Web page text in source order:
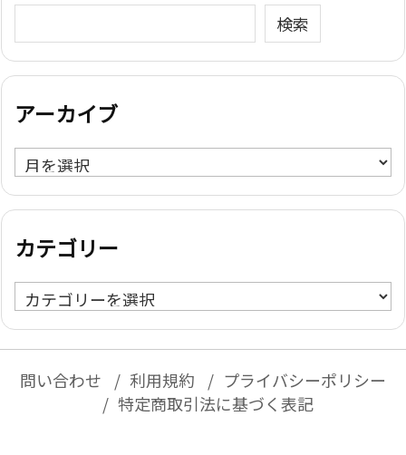
検索
アーカイブ
ア
ー
カ
ブ
カテゴリー
カ
テ
ー
問い合わせ 利用規約
プライバシーポリシー
特定商取引法に基づく表記